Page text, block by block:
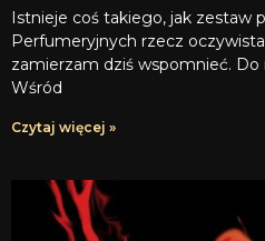
Istnieje coś takiego, jak zestaw
Perfumeryjnych rzecz
zamierzam dziś wspomnieć. Do
Wśród
Czytaj więcej »